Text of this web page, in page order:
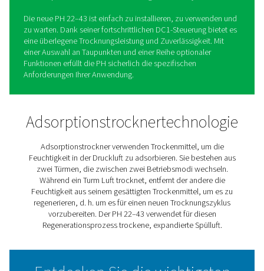
PH 22–43 Extrudierte Profile
wärmelose
Wenn Sie eine kleinere Druckluftanlage haben, aber sehr